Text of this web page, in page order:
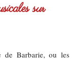
sur
de Barbarie, ou les